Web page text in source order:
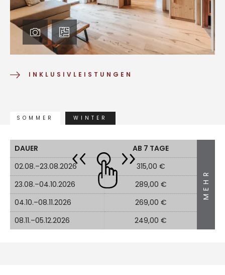
INKLUSIVLEISTUNGEN
SOMMER WINTER
DAUER
AB 7 TAGE
02.08.–23.08.2026
315,00 €
23.08.–04.10.2026
289,00 €
04.10.–08.11.2026
269,00 €
08.11.–05.12.2026
249,00 €
MEHR